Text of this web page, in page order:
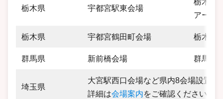
栃木県 宇都宮駅東会場
栃木県
アーク
栃木県 宇都宮鶴田町会場 栃木県
群馬県 新前橋会場 群馬県
埼玉県
大宮駅西口会場など県内8会場設置
詳細は会場案内をご確認ください。